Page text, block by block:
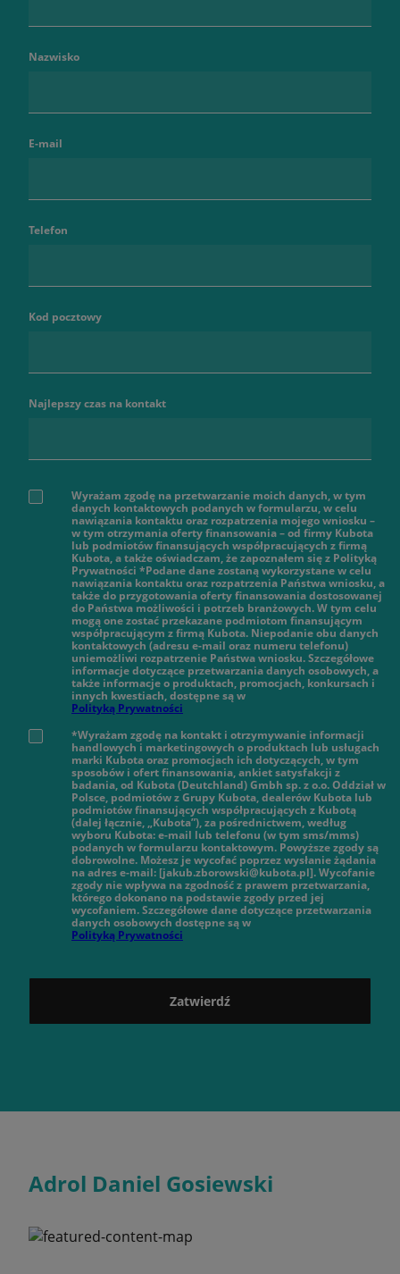
Nazwisko
E-mail
Telefon
Kod pocztowy
Najlepszy czas na kontakt
Wyrażam zgodę na przetwarzanie moich danych, w tym
danych kontaktowych podanych w formularzu, w celu
nawiązania kontaktu oraz rozpatrzenia mojego wniosku –
w tym otrzymania oferty finansowania – od firmy Kubota
lub podmiotów finansujących współpracujących z firmą
Kubota, a także oświadczam, że zapoznałem się z Polityką
Prywatności *Podane dane zostaną wykorzystane w celu
nawiązania kontaktu oraz rozpatrzenia Państwa wniosku, a
także do przygotowania oferty finansowania dostosowanej
do Państwa możliwości i potrzeb branżowych. W tym celu
mogą one zostać przekazane podmiotom finansującym
współpracującym z firmą Kubota. Niepodanie obu danych
kontaktowych (adresu e-mail oraz numeru telefonu)
uniemożliwi rozpatrzenie Państwa wniosku. Szczegółowe
informacje dotyczące przetwarzania danych osobowych, a
także informacje o produktach, promocjach, konkursach i
innych kwestiach, dostępne są w
Polityką Prywatności
*Wyrażam zgodę na kontakt i otrzymywanie informacji
handlowych i marketingowych o produktach lub usługach
marki Kubota oraz promocjach ich dotyczących, w tym
sposobów i ofert finansowania, ankiet satysfakcji z
badania, od Kubota (Deutchland) Gmbh sp. z o.o. Oddział w
Polsce, podmiotów z Grupy Kubota, dealerów Kubota lub
podmiotów finansujących współpracujących z Kubotą
(dalej łącznie, „Kubota”), za pośrednictwem, według
wyboru Kubota: e-mail lub telefonu (w tym sms/mms)
podanych w formularzu kontaktowym. Powyższe zgody są
dobrowolne. Możesz je wycofać poprzez wysłanie żądania
na adres e-mail: [jakub.zborowski@kubota.pl]. Wycofanie
zgody nie wpływa na zgodność z prawem przetwarzania,
którego dokonano na podstawie zgody przed jej
wycofaniem. Szczegółowe dane dotyczące przetwarzania
danych osobowych dostępne są w
Polityką Prywatności
Zatwierdź
Adrol Daniel Gosiewski